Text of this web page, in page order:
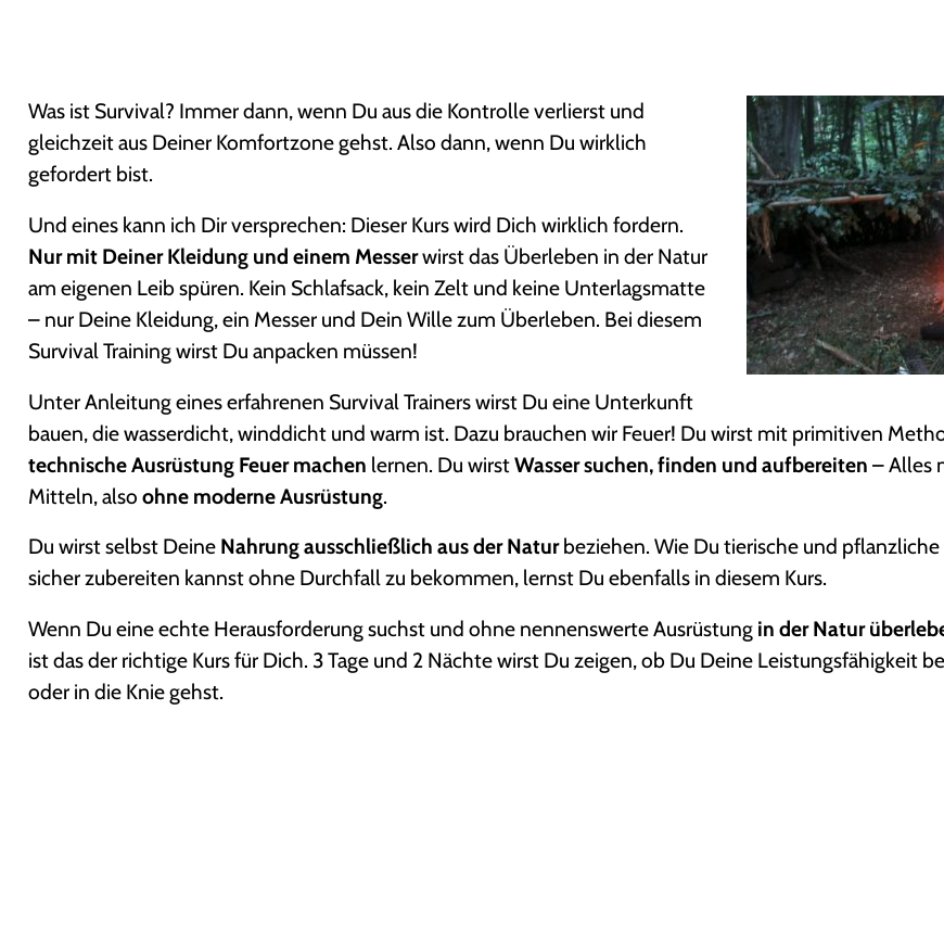
Was ist Survival? Immer dann, wenn Du aus die Kontrolle verlierst und
gleichzeit aus Deiner Komfortzone gehst. Also dann, wenn Du wirklich
gefordert bist.
Und eines kann ich Dir versprechen: Dieser Kurs wird Dich wirklich fordern.
Nur mit Deiner Kleidung und einem Messerwirst das Überleben in der Natur
am eigenen Leib spüren. Kein Schlafsack, kein Zelt und keine Unterlagsmatte
– nur Deine Kleidung, ein Messer und Dein Wille zum Überleben. Bei diesem
Survival Training wirst Du anpacken müssen!
Unter Anleitung eines erfahrenen Survival Trainers wirst Du eine Unterkunft
bauen, die wasserdicht, winddicht und warm ist. Dazu brauchen wir Feuer! Du wirst mit primitiven
technische Ausrüstung Feuer machen lernen. Du wirstWasser suchen, finden und aufbereiten – Alles
Mitteln, alsoohne moderne Ausrüstung.
Du wirst selbst Deine Nahrung ausschließlich aus der Naturbeziehen. Wie Du tierische und
sicher zubereiten kannst ohne Durchfall zu bekommen, lernst Du ebenfalls in diesem Kurs.
Wenn Du eine echte Herausforderung suchst und ohne nennenswerte Ausrüstung in der Natur
ist das der richtige Kurs für Dich. 3 Tage und 2 Nächte wirst Du zeigen, ob Du Deine Leistungsfähigkeit
oder in die Knie gehst.